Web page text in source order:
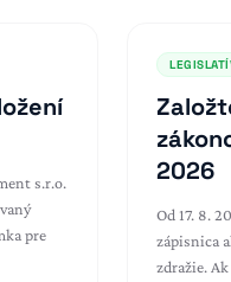
s.r.o.
pre
2026
Od 17. 8.
zápisnica
zdražie.